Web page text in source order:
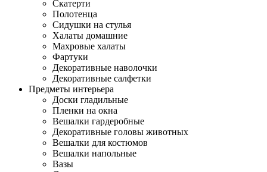
Скатерти
Полотенца
Сидушки на стулья
Халаты домашние
Махровые халаты
Фартуки
Декоративные наволочки
Декоративные салфетки
Предметы интерьера
Доски гладильные
Пленки на окна
Вешалки гардеробные
Декоративные головы животных
Вешалки для костюмов
Вешалки напольные
Вазы